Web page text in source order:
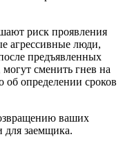
риск проявления
агрессивные люди,
предъявленных
сменить гнев на
об определении сроков
ваших
для заемщика.